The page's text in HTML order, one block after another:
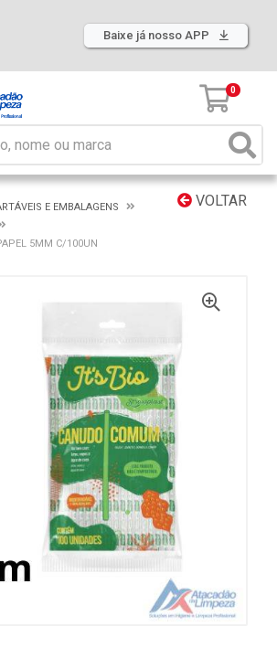
Baixe já nosso APP
0
VOLTAR
E EMBALAGENS
5MM C/100UN